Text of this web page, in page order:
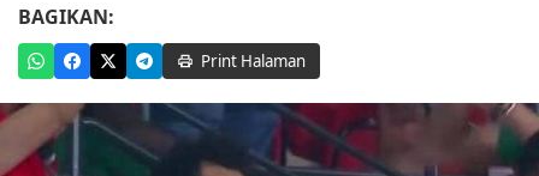
BAGIKAN:
Print Halaman